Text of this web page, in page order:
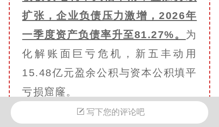
扩张，企业负债压力激增，2026年
一季度资产负债率升至81.27%。 为
化解账面巨亏危机，新五丰动用
15.48亿元盈余公积与资本公积填平
亏损窟窿。
写下您的评论吧